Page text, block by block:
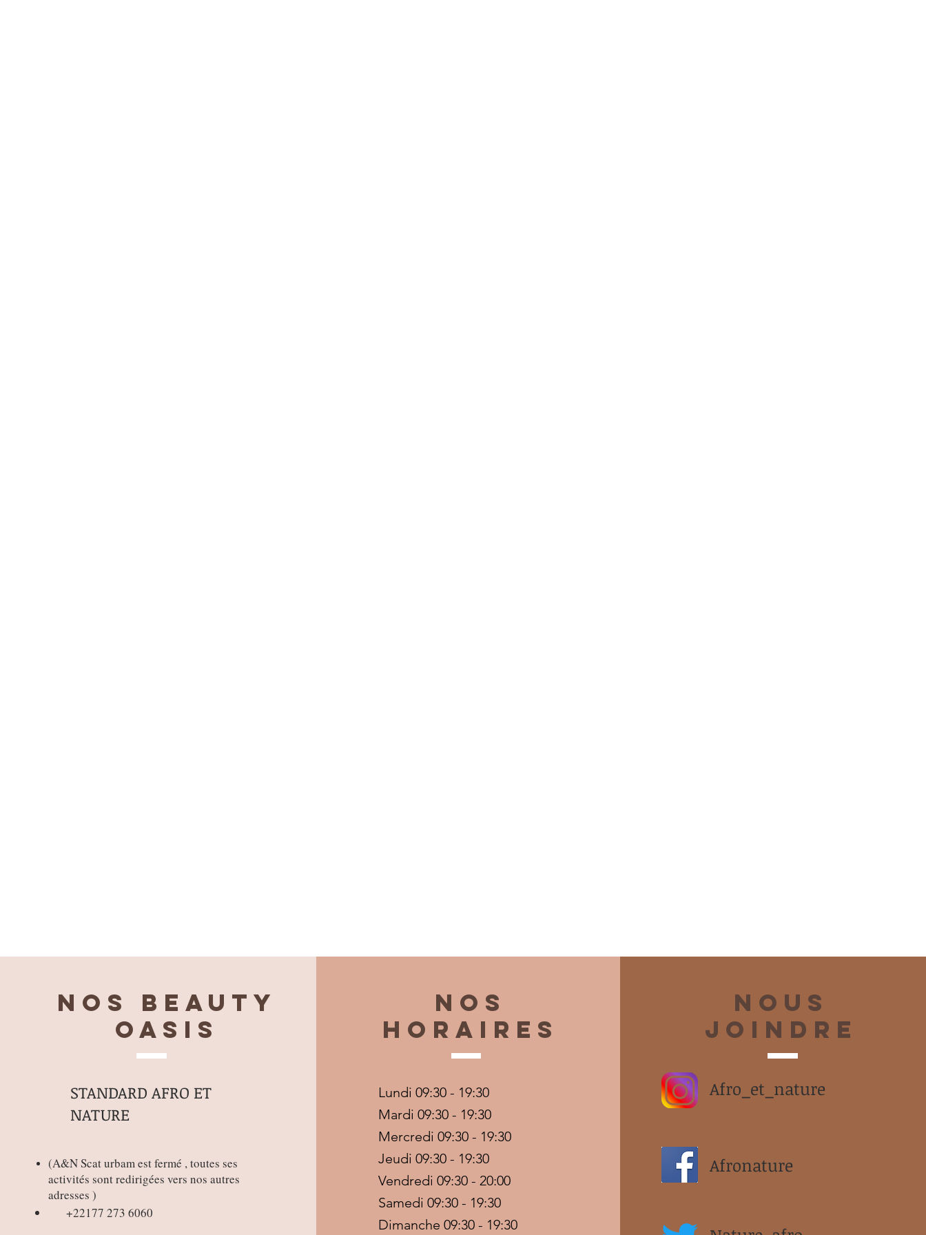
Nos BEAUTY
OASIS
STANDARD AFRO ET
NATURE
(A&N Scat urbam est fermé , toutes ses
activités sont redirigées vers nos autres
adresses )
+22177 273 6060
Nos
horaires
Lundi 09:30 - 19:30
Mardi 09:30 - 19:30
Mercredi 09:30 - 19:30
Jeudi 09:30 - 19:30
Vendredi 09:30 - 20:00
Samedi 09:30 - 19:30
Dimanche 09:30 - 19:30
Nous
joindre
Afro_et_nature
Afronature